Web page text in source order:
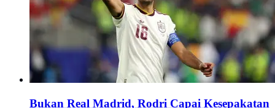
Bukan Real Madrid, Rodri Capai Kesepakatan